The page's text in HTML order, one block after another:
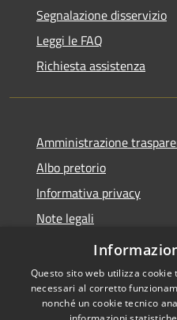
Segnalazione disservizio
Leggi le FAQ
Richiesta assistenza
Amministrazione
Albo pretorio
Informativa privacy
Note legali
Dichiarazione di
Questo sito web utilizza
necessari al corretto
nonché un cookie tecnico